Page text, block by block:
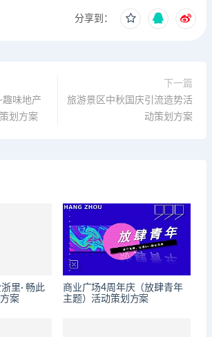
分享到：
趣味地产
划方案
下一篇
旅游景区中秋国庆引流造势活
动策划方案
⾥· 畅此
案
商业广场4周年庆（放肆青年
主题）活动策划方案